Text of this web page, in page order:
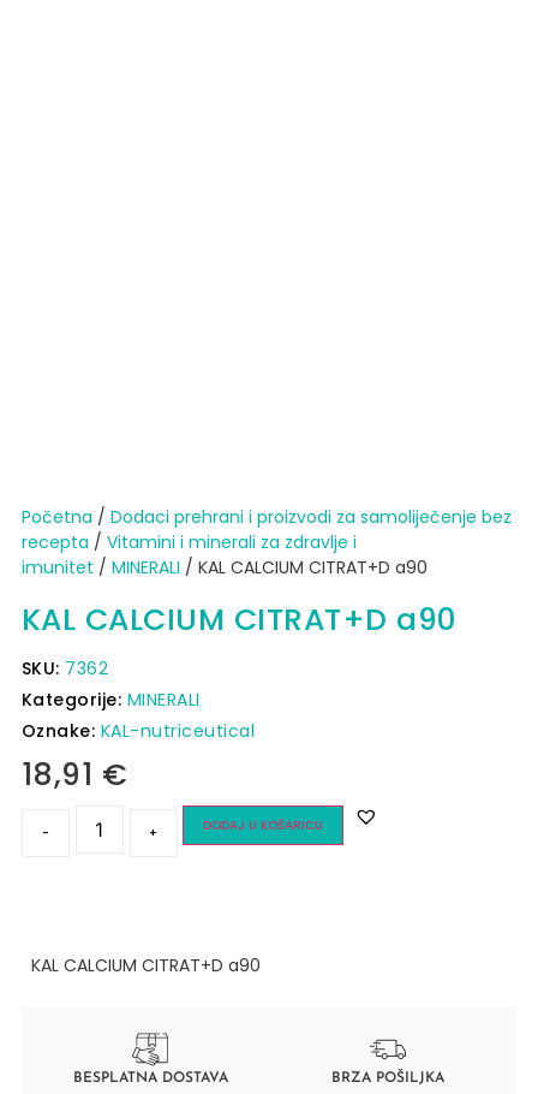
Početna / Dodaci prehrani i proizvodi za samoliječenje bez
recepta / Vitamini i minerali za zdravlje i
imunitet / MINERALI / KAL CALCIUM CITRAT+D a90
KAL CALCIUM CITRAT+D a90
SKU: 7362
Kategorije: MINERALI
Oznake: KAL-nutriceutical
18,91 €
- + DODAJ U KOŠARICU
KAL CALCIUM CITRAT+D a90
BESPLATNA DOSTAVA BRZA POŠILJKA